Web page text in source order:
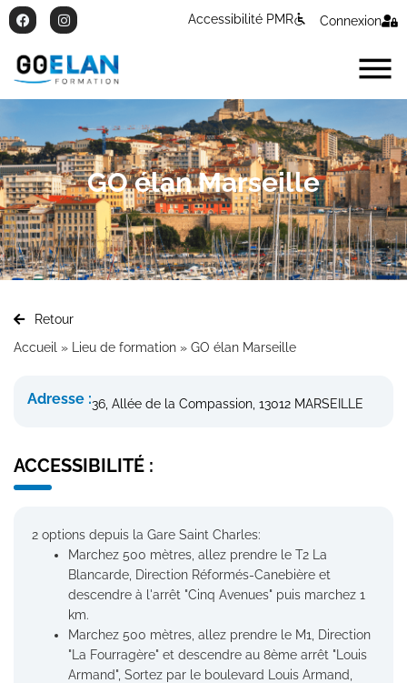
Accessibilité PMR Connexion
GO élan Marseille
Retour
Accueil » Lieu de formation » GO élan Marseille
Adresse :36, Allée de la Compassion, 13012 MARSEILLE
ACCESSIBILITÉ :
2 options depuis la Gare Saint Charles:
Marchez 500 mètres, allez prendre le T2 La
Blancarde, Direction Réformés-Canebière et
descendre à l'arrêt "Cinq Avenues" puis marchez 1
km.
Marchez 500 mètres, allez prendre le M1, Direction
"La Fourragère" et descendre au 8ème arrêt "Louis
Armand", Sortez par le boulevard Louis Armand,